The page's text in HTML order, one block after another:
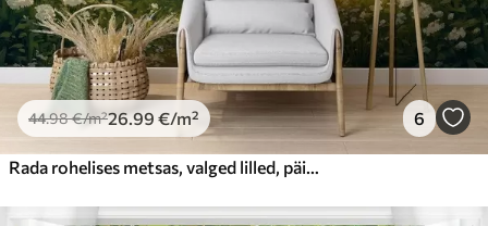
44.98€/m²26.99 €/m² 6